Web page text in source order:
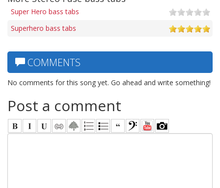
Super Hero bass tabs
Superhero bass tabs
COMMENTS
No comments for this song yet. Go ahead and write something!
Post a comment